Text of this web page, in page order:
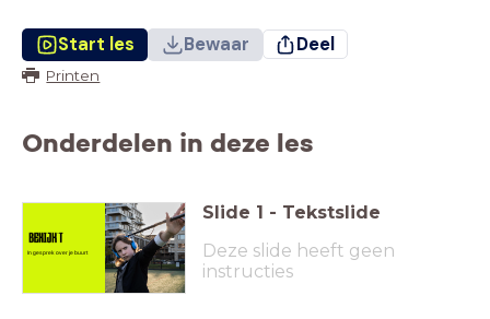
Start les Bewaar Deel
Printen
Onderdelen in deze les
In gesprek over je buurt
Slide 1 - Tekstslide
Deze slide heeft geen
instructies